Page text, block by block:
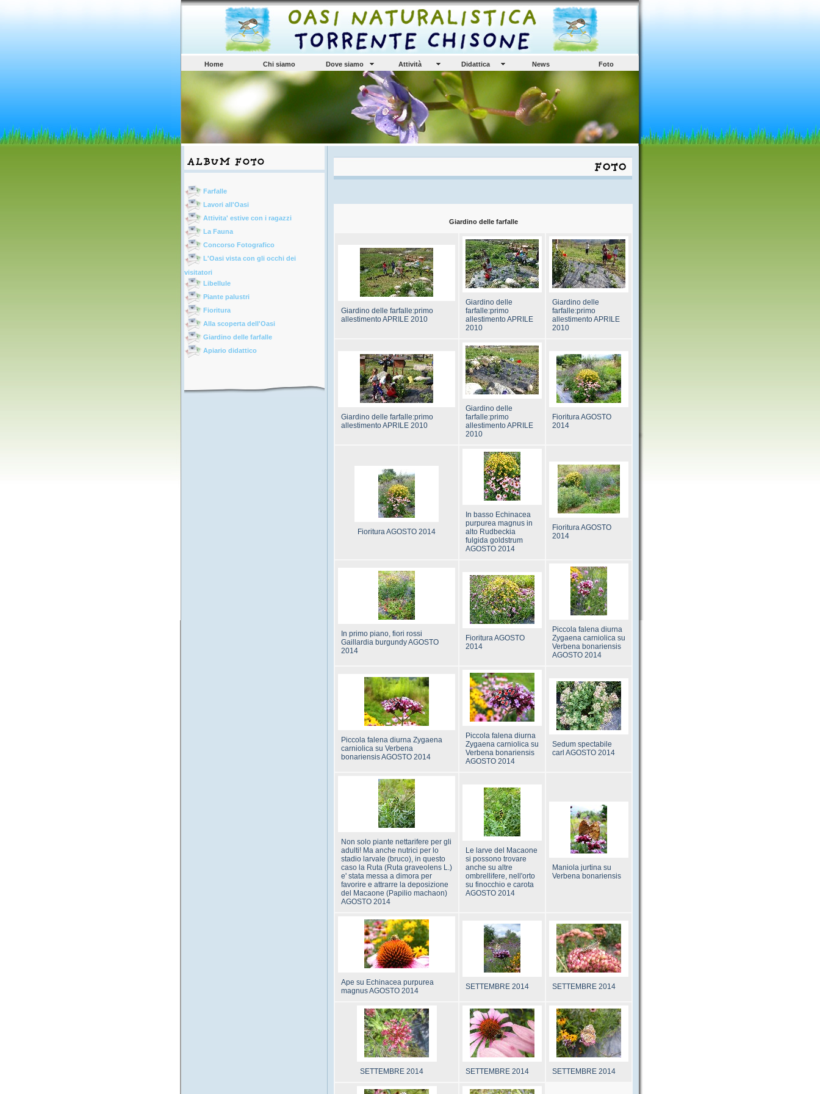
Home Chi siamo Dove siamo Attività Didattica News Foto
Farfalle
Lavori all'Oasi
Attivita' estive con i ragazzi
La Fauna
Concorso Fotografico
L'Oasi vista con gli occhi dei
visitatori
Libellule
Piante palustri
Fioritura
Alla scoperta dell'Oasi
Giardino delle farfalle
Apiario didattico
Giardino delle farfalle
Giardino delle farfalle:primo
allestimento APRILE 2010
Giardino delle
farfalle:primo
allestimento APRILE
2010
Giardino delle
farfalle:primo
allestimento APRILE
2010
Giardino delle farfalle:primo
allestimento APRILE 2010
Giardino delle
farfalle:primo
allestimento APRILE
2010
Fioritura AGOSTO
2014
Fioritura AGOSTO 2014
In basso Echinacea
purpurea magnus in
alto Rudbeckia
fulgida goldstrum
AGOSTO 2014
Fioritura AGOSTO
2014
In primo piano, fiori rossi
Gaillardia burgundy AGOSTO
2014
Fioritura AGOSTO
2014
Piccola falena diurna
Zygaena carniolica su
Verbena bonariensis
AGOSTO 2014
Piccola falena diurna Zygaena
carniolica su Verbena
bonariensis AGOSTO 2014
Piccola falena diurna
Zygaena carniolica su
Verbena bonariensis
AGOSTO 2014
Sedum spectabile
carl AGOSTO 2014
Non solo piante nettarifere per gli
adulti! Ma anche nutrici per lo
stadio larvale (bruco), in questo
caso la Ruta (Ruta graveolens L.)
e' stata messa a dimora per
favorire e attrarre la deposizione
del Macaone (Papilio machaon)
AGOSTO 2014
Le larve del Macaone
si possono trovare
anche su altre
ombrellifere, nell'orto
su finocchio e carota
AGOSTO 2014
Maniola jurtina su
Verbena bonariensis
Ape su Echinacea purpurea
magnus AGOSTO 2014
SETTEMBRE 2014 SETTEMBRE 2014
SETTEMBRE 2014 SETTEMBRE 2014 SETTEMBRE 2014